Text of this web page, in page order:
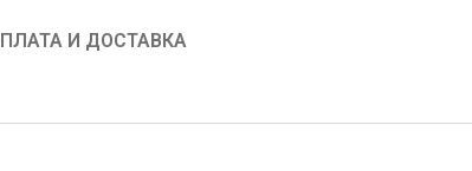
И ДОСТАВКА